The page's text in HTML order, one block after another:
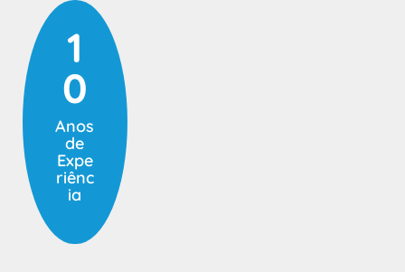
1
0
Anos
de
Expe
riênc
ia